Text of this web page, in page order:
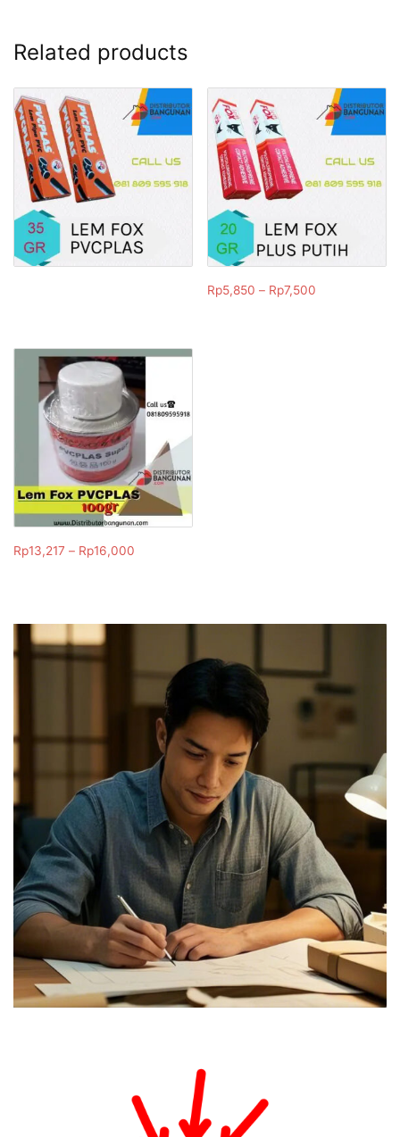
Related products
Rp5,850 – Rp7,500
Rp13,217 – Rp16,000